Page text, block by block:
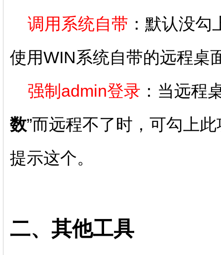
调用系统自带 ：默认没
使用WIN系统自带的远程桌
强制admin登录 ：当远程
数”而远程不了时，可勾上
提示这个。
二、其他工具